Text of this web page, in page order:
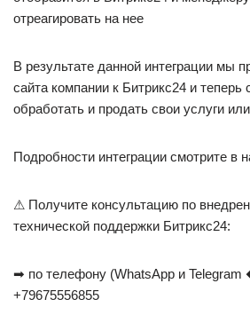
отреагировать на нее
В результате данной интеграции мы
сайта компании к Битрикс24 и теперь
обработать и продать свои услуги
Подробности интеграции смотрите в
⚠ Получите консультацию по
технической поддержки Битрикс24:
➡ по телефону (WhatsApp и
+79675556855